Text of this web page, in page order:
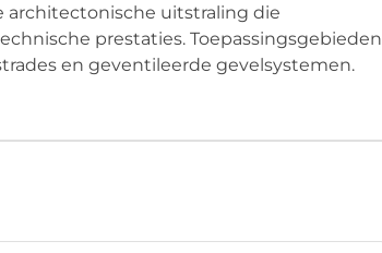
architectonische uitstraling die
prestaties. Toepassingsgebieden
en geventileerde gevelsystemen.